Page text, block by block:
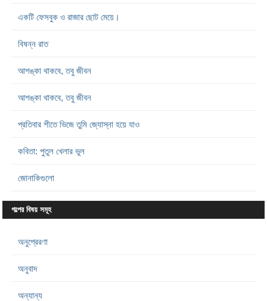
একটি ফেসবুক ও রাজার ছোট মেয়ে।
বিষন্ন রাত
আশঙ্কা থাকবে, তবু জীবন
আশঙ্কা থাকবে, তবু জীবন
প্রতিবার শীতে ভিজে তুমি জ্যোস্না হয়ে যাও
কবিতা: পুতুল খেলার ভুল
জোনাকিগুলো
গল্পের বিষয় সমূহ
অনুপ্রেরণা
অনুবাদ
অন্যান্য